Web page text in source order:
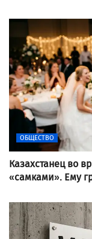
ОБЩЕСТВО
Казахстанец во
«самками». Ему